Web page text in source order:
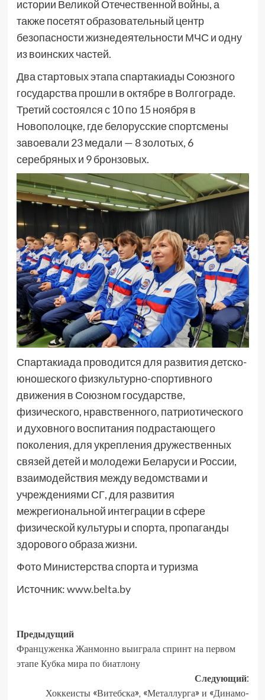
истории Великой Отечественной войны, а
также посетят образовательный центр
безопасности жизнедеятельности МЧС и одну
из воинских частей.
Два стартовых этапа спартакиады Союзного
государства прошли в октябре в Волгограде.
Третий состоялся с 10 по 15 ноября в
Новополоцке, где белорусские спортсмены
завоевали 23 медали — 8 золотых, 6
серебряных и 9 бронзовых.
Спартакиада проводится для развития детско-
юношеского физкультурно-спортивного
движения в Союзном государстве,
физического, нравственного, патриотического
и духовного воспитания подрастающего
поколения, для укрепления дружественных
связей детей и молодежи Беларуси и России,
взаимодействия между ведомствами и
учреждениями СГ, для развития
межрегиональной интеграции в сфере
физической культуры и спорта, пропаганды
здорового образа жизни.
Фото Министерства спорта и туризма
Источник:www.belta.by
Предыдущий
Француженка Жанмонно выиграла спринт на первом
этапе Кубка мира по биатлону
Следующий:
Хоккеисты «Витебска», «Металлурга» и «Динамо-